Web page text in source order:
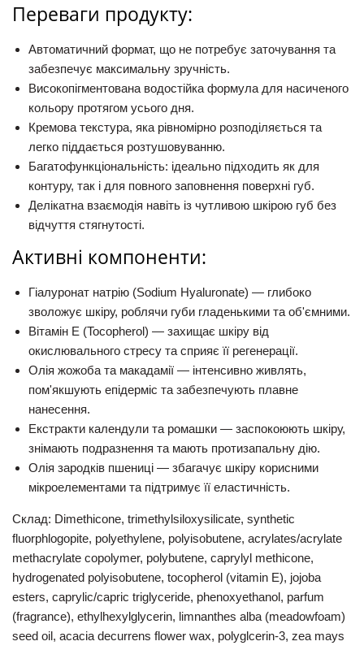
Переваги продукту:
Автоматичний формат, що не потребує заточування та
забезпечує максимальну зручність.
Високопігментована водостійка формула для насиченого
кольору протягом усього дня.
Кремова текстура, яка рівномірно розподіляється та
легко піддається розтушовуванню.
Багатофункціональність: ідеально підходить як для
контуру, так і для повного заповнення поверхні губ.
Делікатна взаємодія навіть із чутливою шкірою губ без
відчуття стягнутості.
Активні компоненти:
Гіалуронат натрію (Sodium Hyaluronate) — глибоко
зволожує шкіру, роблячи губи гладенькими та об'ємними.
Вітамін Е (Tocopherol) — захищає шкіру від
окислювального стресу та сприяє її регенерації.
Олія жожоба та макадамії — інтенсивно живлять,
пом'якшують епідерміс та забезпечують плавне
нанесення.
Екстракти календули та ромашки — заспокоюють шкіру,
знімають подразнення та мають протизапальну дію.
Олія зародків пшениці — збагачує шкіру корисними
мікроелементами та підтримує її еластичність.
Склад: Dimethicone, trimethylsiloxysilicate, synthetic
fluorphlogopite, polyethylene, polyisobutene, acrylates/acrylate
methacrylate copolymer, polybutene, caprylyl methicone,
hydrogenated polyisobutene, tocopherol (vitamin E), jojoba
esters, caprylic/capric triglyceride, phenoxyethanol, parfum
(fragrance), ethylhexylglycerin, limnanthes alba (meadowfoam)
seed oil, acacia decurrens flower wax, polyglcerin-3, zea mays